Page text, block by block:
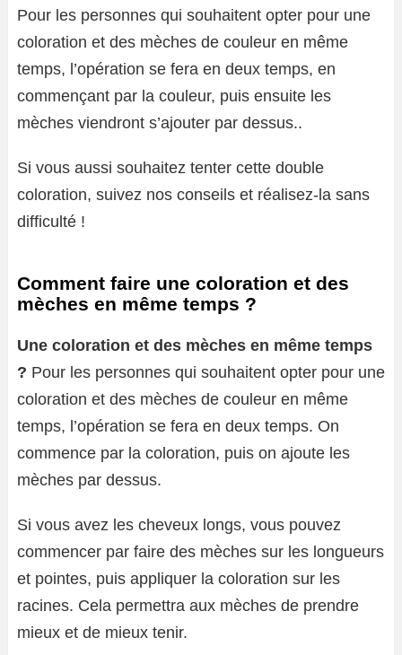
Pour les personnes qui souhaitent opter pour une
coloration et des mèches de couleur en même
temps, l’opération se fera en deux temps, en
commençant par la couleur, puis ensuite les
mèches viendront s’ajouter par dessus..
Si vous aussi souhaitez tenter cette double
coloration, suivez nos conseils et réalisez-la sans
difficulté !
Comment faire une coloration et des
mèches en même temps ?
Une coloration et des mèches en même temps
? Pour les personnes qui souhaitent opter pour une
coloration et des mèches de couleur en même
temps, l’opération se fera en deux temps. On
commence par la coloration, puis on ajoute les
mèches par dessus.
Si vous avez les cheveux longs, vous pouvez
commencer par faire des mèches sur les longueurs
et pointes, puis appliquer la coloration sur les
racines. Cela permettra aux mèches de prendre
mieux et de mieux tenir.